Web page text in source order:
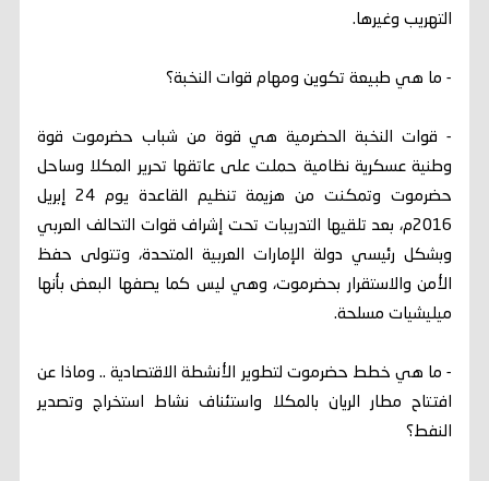
التهريب وغيرها.
- ما هي طبيعة تكوين ومهام قوات النخبة؟
- قوات النخبة الحضرمية هي قوة من شباب حضرموت قوة
وطنية عسكرية نظامية حملت على عاتقها تحرير المكلا وساحل
حضرموت وتمكنت من هزيمة تنظيم القاعدة يوم 24 إبريل
2016م، بعد تلقيها التدريبات تحت إشراف قوات التحالف العربي
وبشكل رئيسي دولة الإمارات العربية المتحدة، وتتولى حفظ
الأمن والاستقرار بحضرموت، وهي ليس كما يصفها البعض بأنها
ميليشيات مسلحة.
- ما هي خطط حضرموت لتطوير الأنشطة الاقتصادية .. وماذا عن
افتتاح مطار الريان بالمكلا واستئناف نشاط استخراج وتصدير
النفط؟